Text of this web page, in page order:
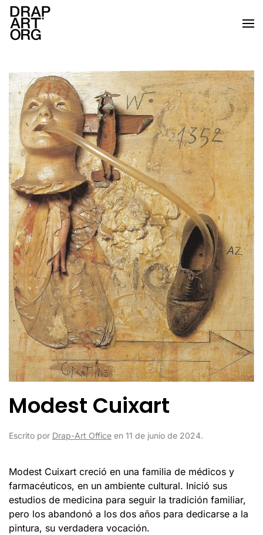
Ir al contenido principal
Modest Cuixart
Escrito por Drap-Art Office en 11 de junio de 2024.
Modest Cuixart creció en una familia de médicos y
farmacéuticos, en un ambiente cultural. Inició sus
estudios de medicina para seguir la tradición familiar,
pero los abandonó a los dos años para dedicarse a la
pintura, su verdadera vocación.